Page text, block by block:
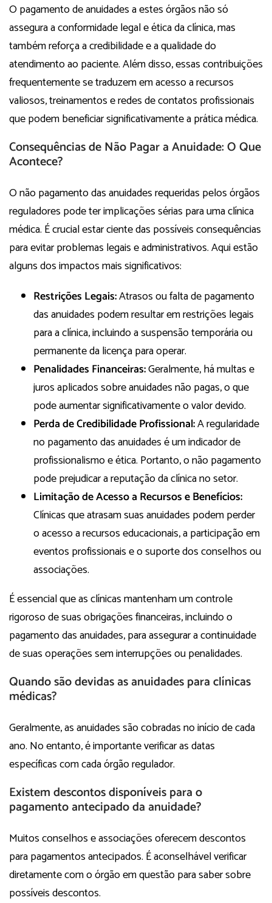
O pagamento de anuidades a estes órgãos não só
assegura a conformidade legal e ética da clínica, mas
também reforça a credibilidade e a qualidade do
atendimento ao paciente. Além disso, essas contribuições
frequentemente se traduzem em acesso a recursos
valiosos, treinamentos e redes de contatos profissionais
que podem beneficiar significativamente a prática médica.
Consequências de Não Pagar a Anuidade: O Que
Acontece?
O não pagamento das anuidades requeridas pelos órgãos
reguladores pode ter implicações sérias para uma clínica
médica. É crucial estar ciente das possíveis consequências
para evitar problemas legais e administrativos. Aqui estão
alguns dos impactos mais significativos:
Restrições Legais:Atrasos ou falta de pagamento
das anuidades podem resultar em restrições legais
para a clínica, incluindo a suspensão temporária ou
permanente da licença para operar.
Penalidades Financeiras:Geralmente, há multas e
juros aplicados sobre anuidades não pagas, o que
pode aumentar significativamente o valor devido.
Perda de Credibilidade Profissional:A regularidade
no pagamento das anuidades é um indicador de
profissionalismo e ética. Portanto, o não pagamento
pode prejudicar a reputação da clínica no setor.
Limitação de Acesso a Recursos e Benefícios:
Clínicas que atrasam suas anuidades podem perder
o acesso a recursos educacionais, a participação em
eventos profissionais e o suporte dos conselhos ou
associações.
É essencial que as clínicas mantenham um controle
rigoroso de suas obrigações financeiras, incluindo o
pagamento das anuidades, para assegurar a continuidade
de suas operações sem interrupções ou penalidades.
Quando são devidas as anuidades para clínicas
médicas?
Geralmente, as anuidades são cobradas no início de cada
ano. No entanto, é importante verificar as datas
específicas com cada órgão regulador.
Existem descontos disponíveis para o
pagamento antecipado da anuidade?
Muitos conselhos e associações oferecem descontos
para pagamentos antecipados. É aconselhável verificar
diretamente com o órgão em questão para saber sobre
possíveis descontos.